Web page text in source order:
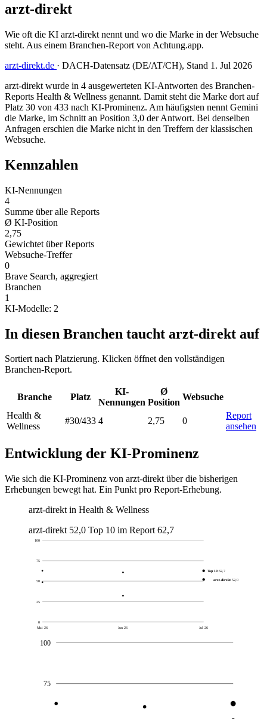
arzt-direkt
Wie oft die KI arzt-direkt nennt und wo die Marke in der Websuche
steht. Aus einem Branchen-Report von Achtung.app.
arzt-direkt.de · DACH-Datensatz (DE/AT/CH), Stand 1. Jul 2026
arzt-direkt wurde in 4 ausgewerteten KI-Antworten des Branchen-
Reports Health & Wellness genannt. Damit steht die Marke dort auf
Platz 30 von 433 nach KI-Prominenz. Am häufigsten nennt Gemini
die Marke, im Schnitt an Position 3,0 der Antwort. Bei denselben
Anfragen erschien die Marke nicht in den Treffern der klassischen
Websuche.
Kennzahlen
KI-Nennungen
4
Summe über alle Reports
Ø KI-Position
2,75
Gewichtet über Reports
Websuche-Treffer
0
Brave Search, aggregiert
Branchen
1
KI-Modelle: 2
In diesen Branchen taucht arzt-direkt auf
Sortiert nach Platzierung. Klicken öffnet den vollständigen
Branchen-Report.
Branche Platz
KI-
Nennungen
Ø
Position
Websuche
Health &
Wellness
#30/433 4 2,75 0
Report
ansehen
Entwicklung der KI-Prominenz
Wie sich die KI-Prominenz von arzt-direkt über die bisherigen
Erhebungen bewegt hat. Ein Punkt pro Report-Erhebung.
arzt-direkt in Health & Wellness
arzt-direkt 52,0 Top 10 im Report 62,7
0
25
50
75
100
Mai 26 Jun 26 Jul 26
arzt-direkt 52,0
Top 10 62,7
75
100